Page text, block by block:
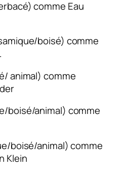
comme Eau
boisé) comme
animal) comme
boisé/animal) comme
boisé/animal) comme
Klein